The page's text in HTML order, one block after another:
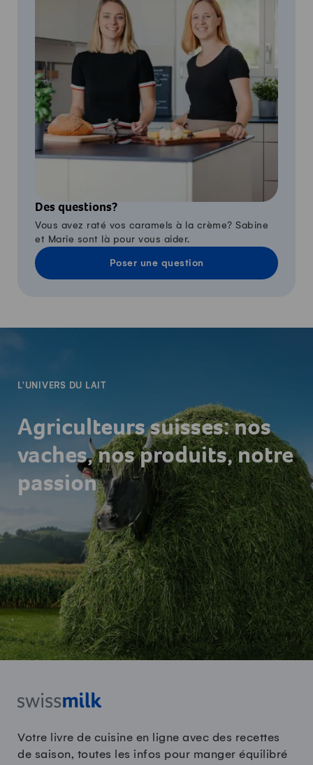
Des questions?
Vous avez raté vos caramels à la crème? Sabine
et Marie sont là pour vous aider.
Poser une question
L'UNIVERS DU LAIT
Agriculteurs suisses: nos
vaches, nos produits, notre
passion
Votre livre de cuisine en ligne avec des recettes
de saison, toutes les infos pour manger équilibré